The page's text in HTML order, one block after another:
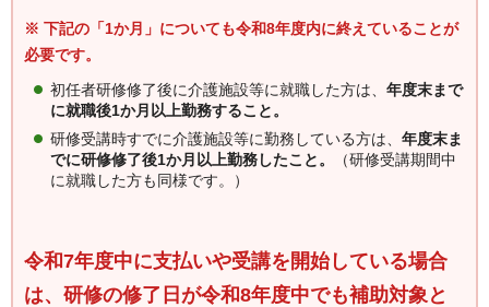
※ 下記の「1か月」についても令和8年度内に終えていることが
必要です。
初任者研修修了後に介護施設等に就職した方は、 年度末まで
に就職後1か月以上勤務すること。
研修受講時すでに介護施設等に勤務している方は、 年度末ま
でに研修修了後1か月以上勤務したこと。
（研修受講期間中
に就職した方も同様です。）
令和7年度中に支払いや受講を開始している場合
は、研修の修了日が令和8年度中でも補助対象と